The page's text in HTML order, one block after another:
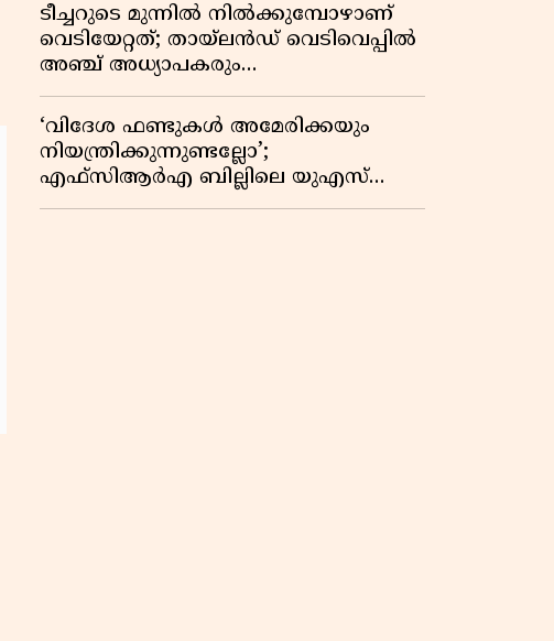
ടീച്ചറുടെ മുന്നിൽ നിൽക്കുമ്പോഴാണ്
വെടിയേറ്റത്; തായ്‌ലൻഡ് വെടിവെപ്പിൽ
അഞ്ച് അധ്യാപകരും
മുത്തശ്ശീമുത്തശ്ശന്മാരും കൊല്ലപ്പെട്ടു,
മരണസംഖ്യ 7; ഞെട്ടിക്കുന്ന
വെളിപ്പെടുത്തലുകൾ
‘വിദേശ ഫണ്ടുകൾ അമേരിക്കയും
നിയന്ത്രിക്കുന്നുണ്ടല്ലോ’;
എഫ്സിആർഎ ബില്ലിലെ യുഎസ്
വിമർശനങ്ങൾക്ക് മറുപടിയുമായി ഇന്ത്യ